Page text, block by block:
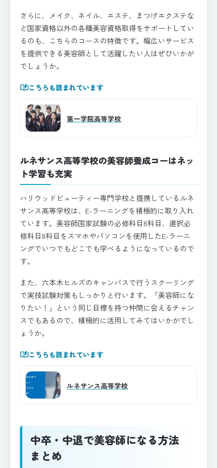
さらに、メイク、ネイル、エステ、まつげエクステな
ど国家資格以外の各種美容資格取得をサポートしてい
るのも、こちらのコースの特徴です。幅広いサービス
を提供できる美容師として活躍したい人はぜひいかが
でしょうか。
auto_storiesこちらも読まれています
第一学院高等学校
ルネサンス高等学校の美容師養成コーはネッ
ト学習も充実
ハリウッドビューティー専門学校と提携しているルネ
サンス高等学校は、E-ラーニングを積極的に取り入れ
ています。美容師国家試験の必修科目8科目、選択必
修科目8科目をスマホやパソコンを使用したE-ラーニ
ングでいつでもどこでも学べるようになっているので
す。
また、六本木ヒルズのキャンパスで行うスクーリング
で実技試験対策もしっかりと行います。「美容師にな
りたい！」という同じ目標を持つ仲間に会えるチャン
スでもあるので、積極的に活用してみてはいかがでし
ょうか。
auto_storiesこちらも読まれています
ルネサンス高等学校
中卒・中退で美容師になる方法
まとめ